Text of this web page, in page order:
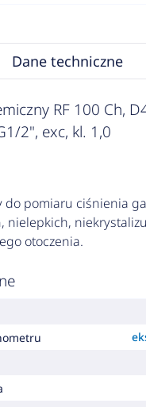
Dane techniczne
RF 100 Ch,
2", exc, kl. 1,0
do pomiaru ciśnienia
nielepkich,
otoczenia.